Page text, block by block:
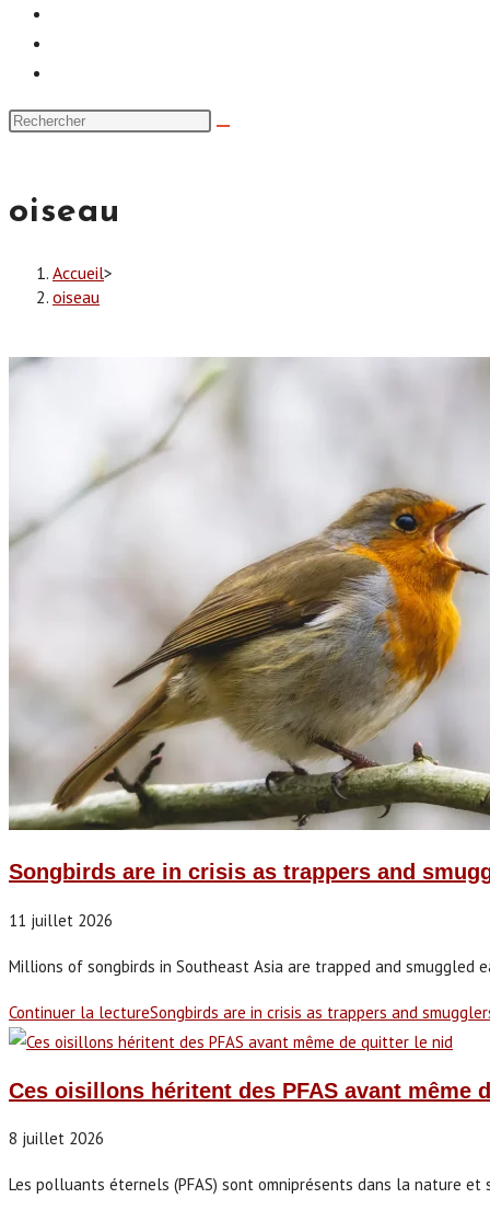
oiseau
Accueil>
oiseau
Songbirds are in crisis as trappers and
11 juillet 2026
Millions of songbirds in Southeast Asia are trapped and
Continuer la lectureSongbirds are in crisis as trappers and
Ces oisillons héritent des PFAS avant même
8 juillet 2026
Les polluants éternels (PFAS) sont omniprésents dans la nature